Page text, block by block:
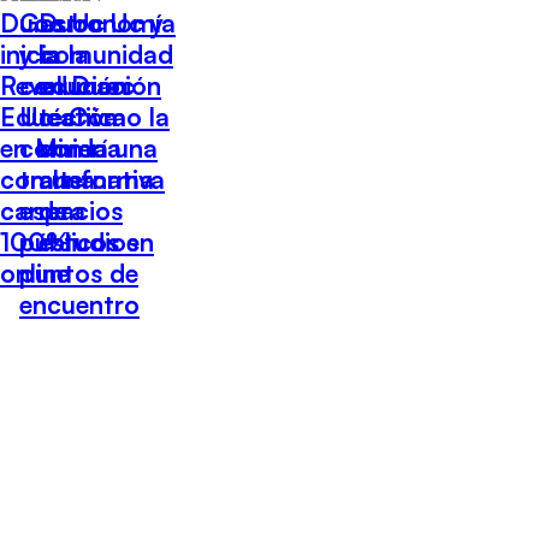
Duoc Uc
inicia la
Revolución
Educativa
en Minería
con una
carrera
100%
online
Gastronomía
y comunidad
con Duoc
Uc: Cómo la
comida
transforma
espacios
públicos en
puntos de
encuentro
Duoc Uc y
la
educación
técnica
como una
alternativa
de
estudios